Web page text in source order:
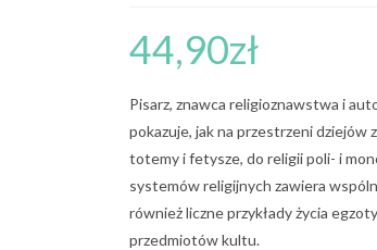
44,90zł
Pisarz, znawca religioznawstwa i
pokazuje, jak na przestrzeni dziejów
totemy i fetysze, do religii poli- i
systemów religijnych zawiera
również liczne przykłady życia
przedmiotów kultu.